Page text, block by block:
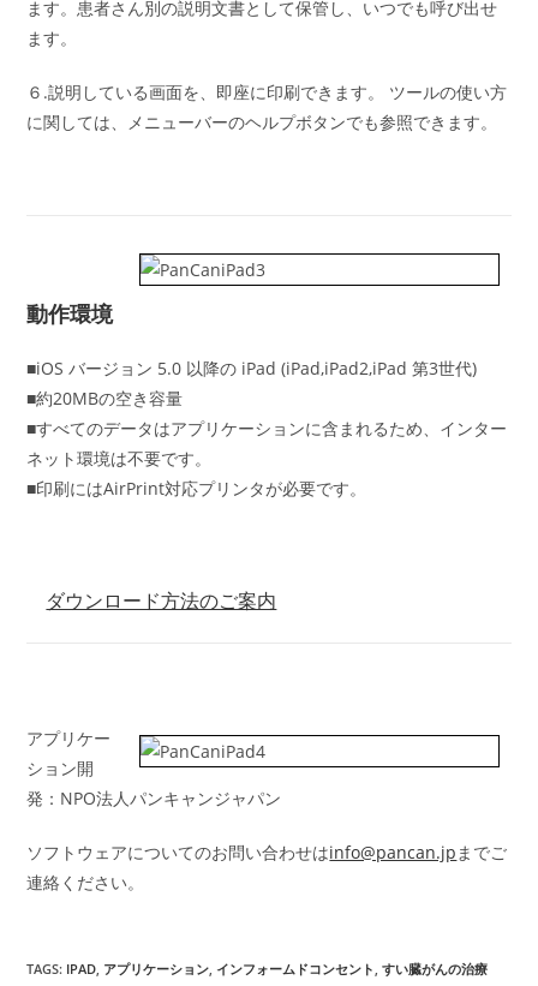
ます。患者さん別の説明文書として保管し、いつでも呼び出せ
ます。
６.説明している画面を、即座に印刷できます。 ツールの使い方
に関しては、メニューバーのヘルプボタンでも参照できます。
動作環境
■iOS バージョン 5.0 以降の iPad (iPad,iPad2,iPad 第3世代)
■約20MBの空き容量
■すべてのデータはアプリケーションに含まれるため、インター
ネット環境は不要です。
■印刷にはAirPrint対応プリンタが必要です。
ダウンロード方法のご案内
アプリケー
ション開
発：NPO法人パンキャンジャパン
ソフトウェアについてのお問い合わせはinfo@pancan.jp までご
連絡ください。
TAGS: IPAD アプリケーション インフォームドコンセント すい臓がんの治療